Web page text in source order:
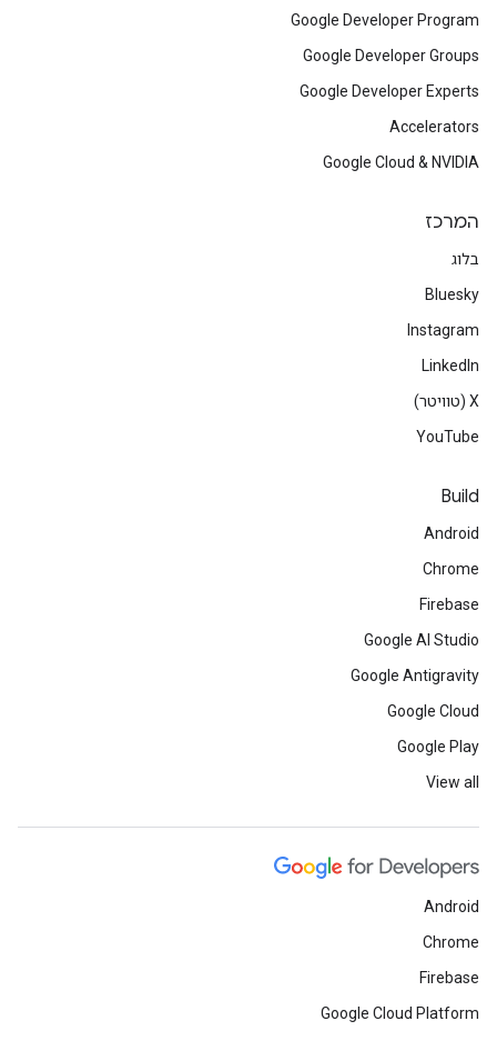
Google Developer Program
Google Developer Groups
Google Developer Experts
Accelerators
Google Cloud & NVIDIA
המרכז
בלוג
Bluesky
Instagram
LinkedIn
‫X (טוויטר)
YouTube
Build
Android
Chrome
Firebase
Google AI Studio
Google Antigravity
Google Cloud
Google Play
View all
Android
Chrome
Firebase
Google Cloud Platform